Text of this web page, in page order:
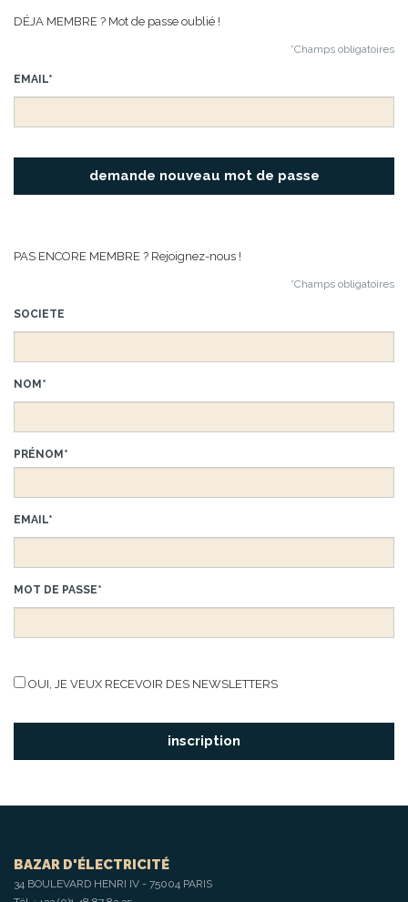
DÉJA MEMBRE ? Mot de passe oublié !
*Champs obligatoires
EMAIL*
PAS ENCORE MEMBRE ? Rejoignez-nous !
*Champs obligatoires
SOCIETE
NOM*
PRÉNOM*
EMAIL*
MOT DE PASSE*
OUI, JE VEUX RECEVOIR DES NEWSLETTERS
BAZAR D'ÉLECTRICITÉ
34 BOULEVARD HENRI IV - 75004 PARIS